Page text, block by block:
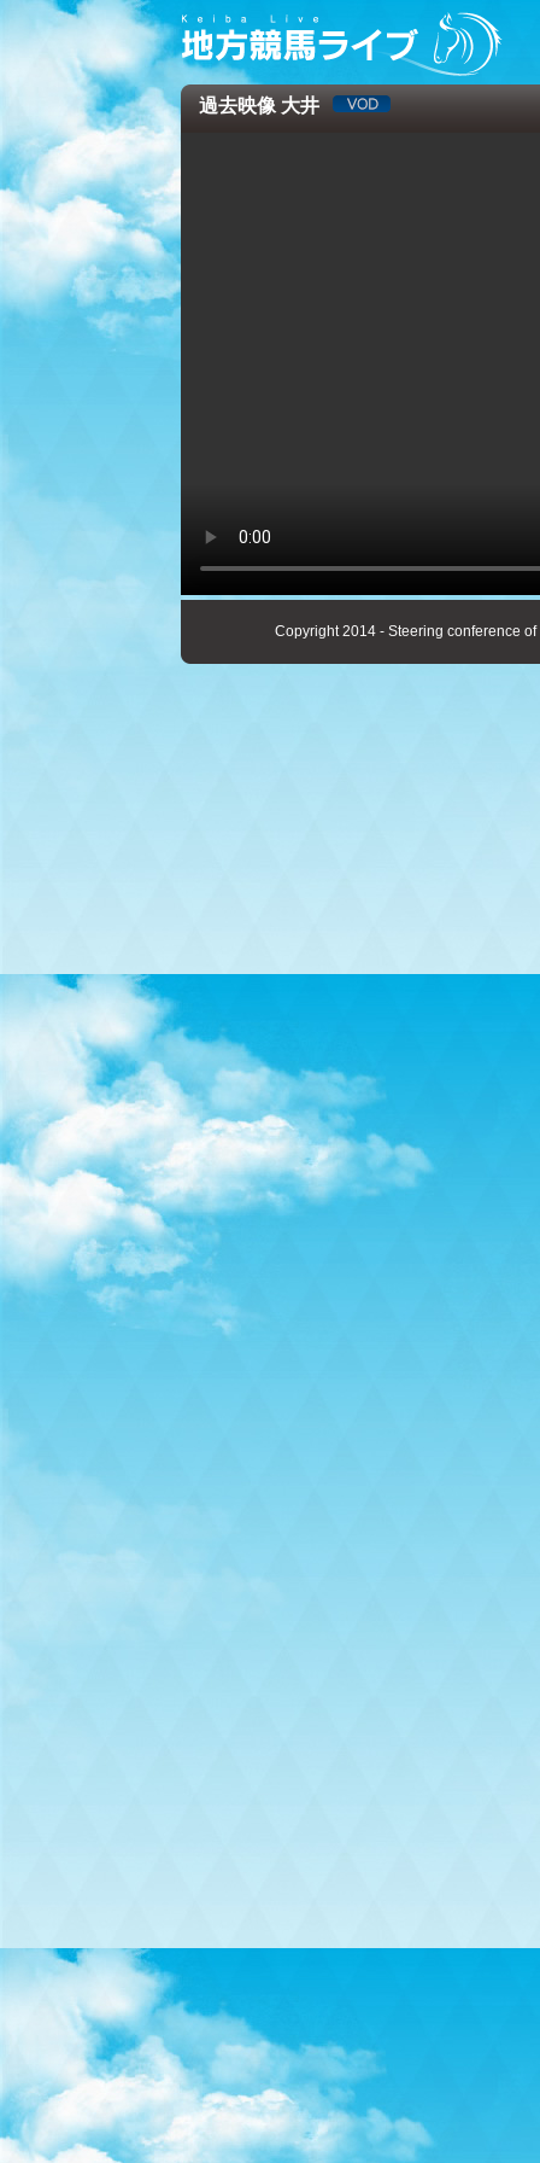
過去映像 大井
Copyright 2014 - Steering conference